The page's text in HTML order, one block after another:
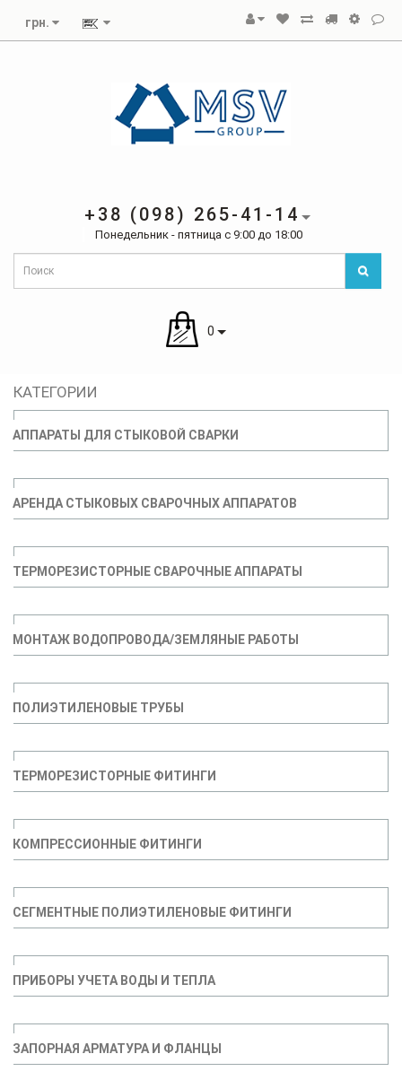
грн.
+38 (098) 265-41-14
Понедельник - пятница с 9:00 до 18:00
0
КАТЕГОРИИ
АППАРАТЫ ДЛЯ СТЫКОВОЙ СВАРКИ
АРЕНДА СТЫКОВЫХ СВАРОЧНЫХ АППАРАТОВ
ТЕРМОРЕЗИСТОРНЫЕ СВАРОЧНЫЕ АППАРАТЫ
МОНТАЖ ВОДОПРОВОДА/ЗЕМЛЯНЫЕ РАБОТЫ
ПОЛИЭТИЛЕНОВЫЕ ТРУБЫ
ТЕРМОРЕЗИСТОРНЫЕ ФИТИНГИ
КОМПРЕССИОННЫЕ ФИТИНГИ
СЕГМЕНТНЫЕ ПОЛИЭТИЛЕНОВЫЕ ФИТИНГИ
ПРИБОРЫ УЧЕТА ВОДЫ И ТЕПЛА
ЗАПОРНАЯ АРМАТУРА И ФЛАНЦЫ